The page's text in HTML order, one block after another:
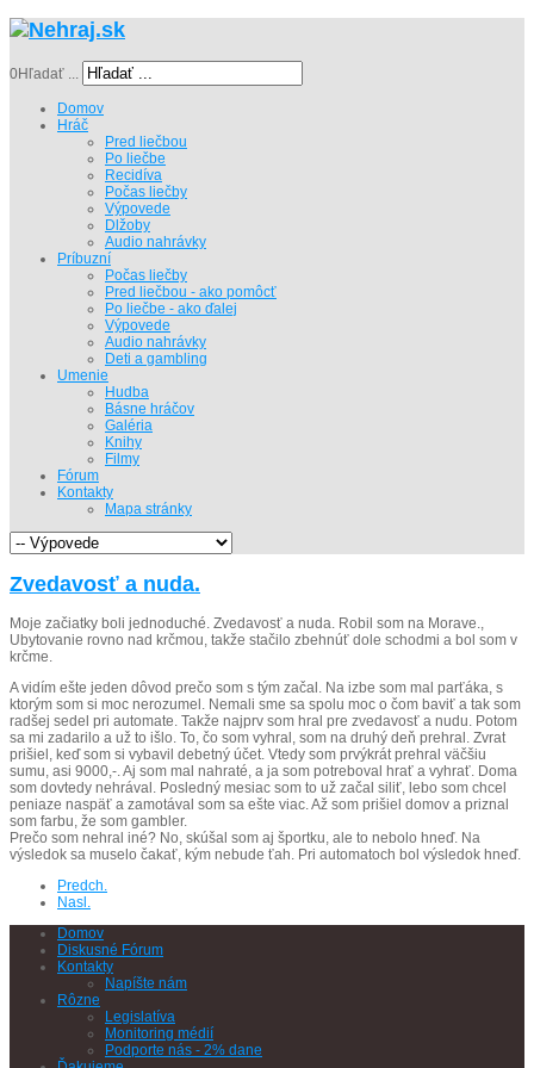
0Hľadať ...
Domov
Hráč
Pred liečbou
Po liečbe
Recidíva
Počas liečby
Výpovede
Dlžoby
Audio nahrávky
Príbuzní
Počas liečby
Pred liečbou - ako pomôcť
Po liečbe - ako ďalej
Výpovede
Audio nahrávky
Deti a gambling
Umenie
Hudba
Básne hráčov
Galéria
Knihy
Filmy
Fórum
Kontakty
Mapa stránky
Zvedavosť a nuda.
Moje začiatky boli jednoduché. Zvedavosť a nuda. Robil som na Morave.,
Ubytovanie rovno nad krčmou, takže stačilo zbehnúť dole schodmi a bol som v
krčme.
A vidím ešte jeden dôvod prečo som s tým začal. Na izbe som mal parťáka, s
ktorým som si moc nerozumel. Nemali sme sa spolu moc o čom baviť a tak som
radšej sedel pri automate. Takže najprv som hral pre zvedavosť a nudu. Potom
sa mi zadarilo a už to išlo. To, čo som vyhral, som na druhý deň prehral. Zvrat
prišiel, keď som si vybavil debetný účet. Vtedy som prvýkrát prehral väčšiu
sumu, asi 9000,-. Aj som mal nahraté, a ja som potreboval hrať a vyhrať. Doma
som dovtedy nehrával. Posledný mesiac som to už začal siliť, lebo som chcel
peniaze naspäť a zamotával som sa ešte viac. Až som prišiel domov a priznal
som farbu, že som gambler.
Prečo som nehral iné? No, skúšal som aj športku, ale to nebolo hneď. Na
výsledok sa muselo čakať, kým nebude ťah. Pri automatoch bol výsledok hneď.
Predch.
Nasl.
Domov
Diskusné Fórum
Kontakty
Napíšte nám
Rôzne
Legislatíva
Monitoring médií
Podporte nás - 2% dane